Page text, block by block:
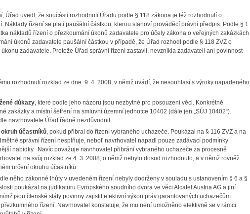
Úřad uvedl, že součástí rozhodnutí Úřadu podle § 118 zákona je též rozhodnutí o
řízení se platí paušální částkou, kterou stanoví prováděcí právní předpis. Podle § 1
nákladů řízení o přezkoumání úkonů zadavatele pro účely zákona o veřejných zakázkách
úkonů zadavatele paušální částkou v případě, že Úřad rozhodl podle § 118 ZVZ o
zadavatele. Protože Úřad správní řízení zastavil, nevznikla zadavateli ani povinnost
rozhodnutí rozklad ze dne 9. 4. 2008, v němž uvádí, že nesouhlasí s výroky napadeného
důkazy, které podle jeho názoru jsou nezbytné pro posouzení věci. Konkrétně
zakázky a místní šetření na smluvní územní jednotce 10402 (dále jen „SÚJ 10402“).
navrhovatele Úřad řádně nezdůvodnil.
účastníků, pokud přibral do řízení vybraného uchazeče. Poukázal na § 116 ZVZ a na
správní řízení nesplňuje, neboť navrhovatel napadl pouze zadávací podmínky
nabídky. Navíc považuje navrhovatel přibrání vybraného uchazeče za procesně
na svůj rozklad ze 4. 3. 2008, o němž nebylo dosud rozhodnuto, a v němž rovněž
určení okruhu účastníků.
něho zákonné lhůty v uvedeném řízení nebyly dodrženy v souladu s ustanovením § 6 a §
poukázal na judikaturu Evropského soudního dvora ve věci Alcatel Austria AG a jiní
jsou členské státy povinny zajistit efektivní výkon práv garantovaných uchazečům
řízení. Navrhovatel konstatuje, že mu není umožněno efektivně se v rámci